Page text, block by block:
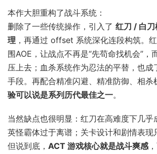
本作大胆重构了战斗系统：
删除了一些传统操作，引入了 红刀 / 白
理 ，再通过 offset 系统深化连段构筑。
围AOE，让战点不再是“先苟命找机会”，
压上去；血杀系统作为忍法的平替，也成
手段。再配合精准闪避、精准防御、相杀
验可以说是系列历代最佳之一。
当然缺点也很明显：红刀在高难度下几乎
英怪霸体过于离谱；关卡设计和剧情表现
但说到底， ACT 游戏核心就是战斗爽感